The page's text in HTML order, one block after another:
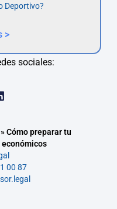
Deportivo?
>
sociales:
Cómo preparar tu
00 87